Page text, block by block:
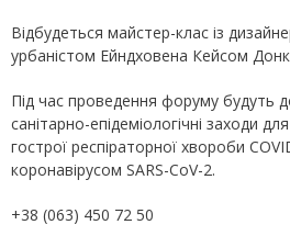
Відбудеться майстер-клас із
урбаністом Ейндховена Кейсом
Під час проведення форуму будуть
санітарно-епідеміологічні заходи
гострої респіраторної хвороби
коронавірусом SARS-CoV-2.
+38 (063) 450 72 50